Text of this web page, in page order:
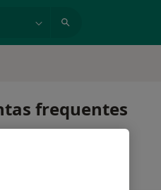
frequentes